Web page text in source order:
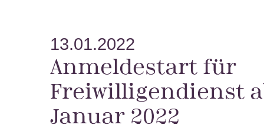
13.01.2022
Anmeldestart für
Freiwilligendienst
Januar 2022